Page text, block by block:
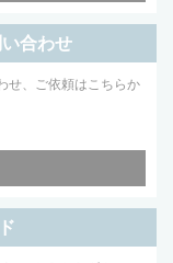
合わせ
せ、ご依頼はこちらか